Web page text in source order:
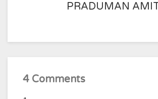
PRADUMAN
4 Comments